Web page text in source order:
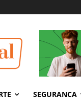
SEGURANÇA